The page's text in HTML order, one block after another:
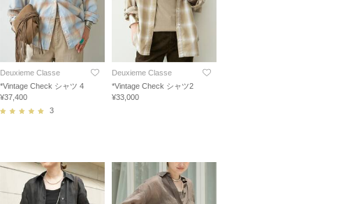
Deuxieme Classe
*Vintage Check シャツ 4
¥37,400
3
Deuxieme Classe
*Vintage Check シャツ2
¥33,000